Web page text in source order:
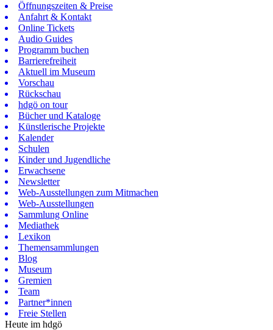
Öffnungszeiten & Preise
Anfahrt & Kontakt
Online Tickets
Audio Guides
Programm buchen
Barrierefreiheit
Aktuell im Museum
Vorschau
Rückschau
hdgö on tour
Bücher und Kataloge
Künstlerische Projekte
Kalender
Schulen
Kinder und Jugendliche
Erwachsene
Newsletter
Web-Ausstellungen zum Mitmachen
Web-Ausstellungen
Sammlung Online
Mediathek
Lexikon
Themensammlungen
Blog
Museum
Gremien
Team
Partner*innen
Freie Stellen
Heute im hdgö